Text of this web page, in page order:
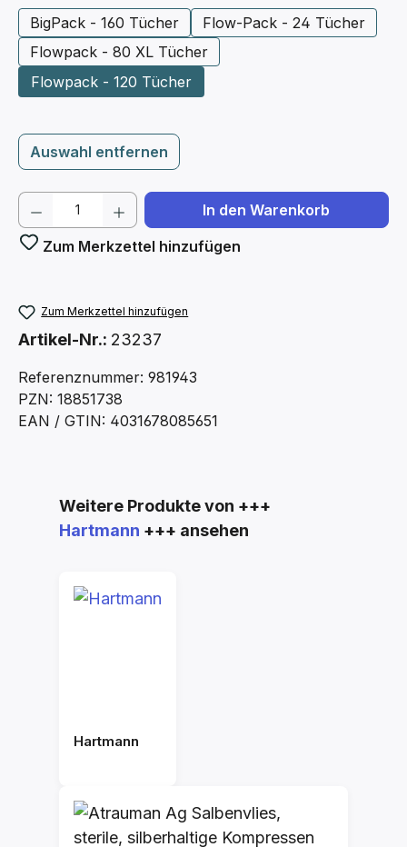
BigPack - 160 Tücher
Flow-Pack - 24 Tücher
Flowpack - 80 XL Tücher
Flowpack - 120 Tücher
Auswahl entfernen
Produkt Anzahl: Gib den gewünschten
In den Warenkorb
Zum Merkzettel hinzufügen
Zum Merkzettel hinzufügen
Artikel-Nr.: 23237
Referenznummer: 981943
PZN: 18851738
EAN / GTIN: 4031678085651
Produktgalerie überspringen
Weitere Produkte von +++
Hartmann +++ ansehen
Hartmann